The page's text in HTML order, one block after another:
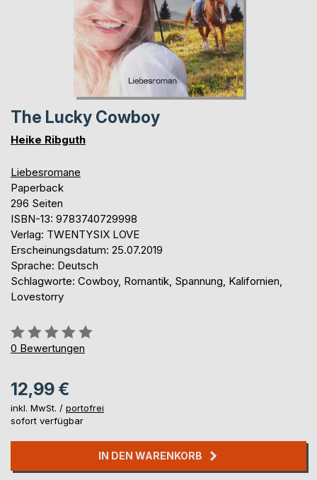
The Lucky Cowboy
Heike Ribguth
Liebesromane
Paperback
296 Seiten
ISBN-13: 9783740729998
Verlag: TWENTYSIX LOVE
Erscheinungsdatum: 25.07.2019
Sprache: Deutsch
Schlagworte: Cowboy, Romantik, Spannung, Kalifornien,
Lovestorry
Bewertung::
0%
0 Bewertungen
12,99 €
inkl. MwSt. / portofrei
sofort verfügbar
IN DEN WARENKORB